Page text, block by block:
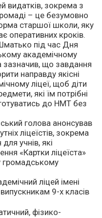
видатків, зокрема з
– це безумовно
старшої школи, яку
оперативних кроків.
під час Дня
академічному
зазначив, що завдання
направду якісні
ліцеї, щоб діти
які їм потрібні
до НМТ без
голова анонсував
ліцеїстів, зокрема
учнів, які
«Картки ліцеїста»
громадському
ліцей імені
9-х класів
фізико-